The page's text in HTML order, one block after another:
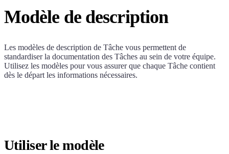
Modèle de description
Les modèles de description de Tâche vous permettent de
standardiser la documentation des Tâches au sein de votre équipe.
Utilisez les modèles pour vous assurer que chaque Tâche contient
dès le départ les informations nécessaires.
Utiliser le modèle